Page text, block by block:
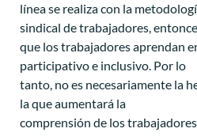
línea se realiza con la
sindical de trabajadores,
que los trabajadores aprendan
participativo e inclusivo. Por lo
tanto, no es necesariamente la
la que aumentará la
comprensión de los